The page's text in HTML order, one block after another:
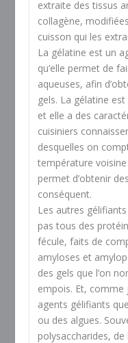
extraite des tissus
collagène,
cuisson qui les
La gélatine est un
qu’elle permet de
aqueuses, afin
gels. La gélatine
et elle a des
cuisiniers
desquelles on
température
permet d’obtenir
conséquent.
Les autres
pas tous des
fécule, faits de
amyloses et
des gels que l’on
empois. Et, comme
agents gélifiants
ou des algues.
polysaccharides,